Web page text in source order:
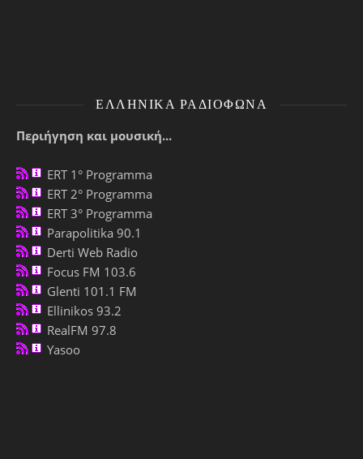
ΕΛΛΗΝΙΚΆ ΡΑΔΙΌΦΩΝΑ
Περιήγηση και μουσική...
ERT 1° Programma
ERT 2° Programma
ERT 3° Programma
Parapolitika 90.1
Derti Web Radio
Focus FM 103.6
Glenti 101.1 FM
Ellinikos 93.2
RealFM 97.8
Yasoo